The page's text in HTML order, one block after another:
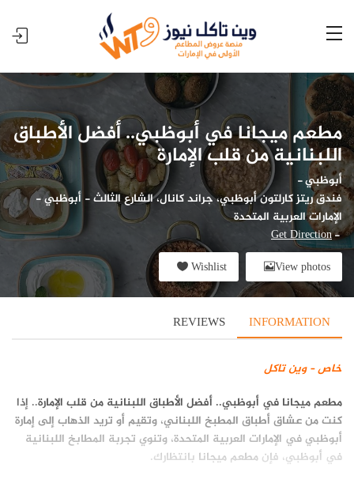
مطعم ميجانا في أبوظبي.. أفضل الأطباق
اللبنانية من قلب الإمارة
أبوظبي-
فندق ريتز كارلتون أبوظبي، جراند كانال، الشارع الثالث - أبوظبي -
الإمارات العربية المتحدة
-
Get Direction
View photos
Wishlist
INFORMATION
REVIEWS
خاص – وين تاكل
مطعم ميجانا في أبوظبي.. أفضل الأطباق اللبنانية من قلب الإمارة.. إذا
كنت من عشاق أطباق المطبخ اللبناني، وتقيم أو تريد الذهاب إلى إمارة
أبوظبي في الإمارات العربية المتحدة، وتنوي تجربة المطابخ اللبنانية
في أبوظبي، فإن مطعم ميجانا بانتظارك.